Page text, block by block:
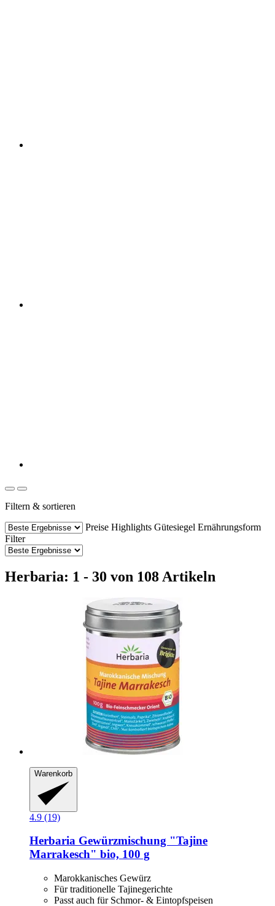
Filtern & sortieren
Preise Highlights Gütesiegel Ernährungsform
Filter
Herbaria: 1 - 30 von 108 Artikeln
Warenkorb
4.9 (19)
Herbaria Gewürzmischung "Tajine
Marrakesch" bio, 100 g
Marokkanisches Gewürz
Für traditionelle Tajinegerichte
Passt auch für Schmor- & Eintopfspeisen